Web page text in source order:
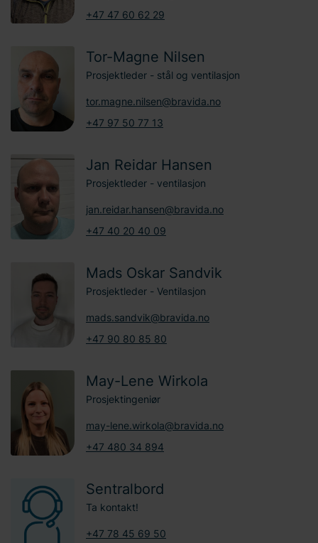
+47 47 60 62 29
Tor-Magne Nilsen
Prosjektleder - stål og ventilasjon
tor.magne.nilsen@bravida.no
+47 97 50 77 13
Jan Reidar Hansen
Prosjektleder - ventilasjon
jan.reidar.hansen@bravida.no
+47 40 20 40 09
Mads Oskar Sandvik
Prosjektleder - Ventilasjon
mads.sandvik@bravida.no
+47 90 80 85 80
May-Lene Wirkola
Prosjektingeniør
may-lene.wirkola@bravida.no
+47 480 34 894
Sentralbord
Ta kontakt!
+47 78 45 69 50